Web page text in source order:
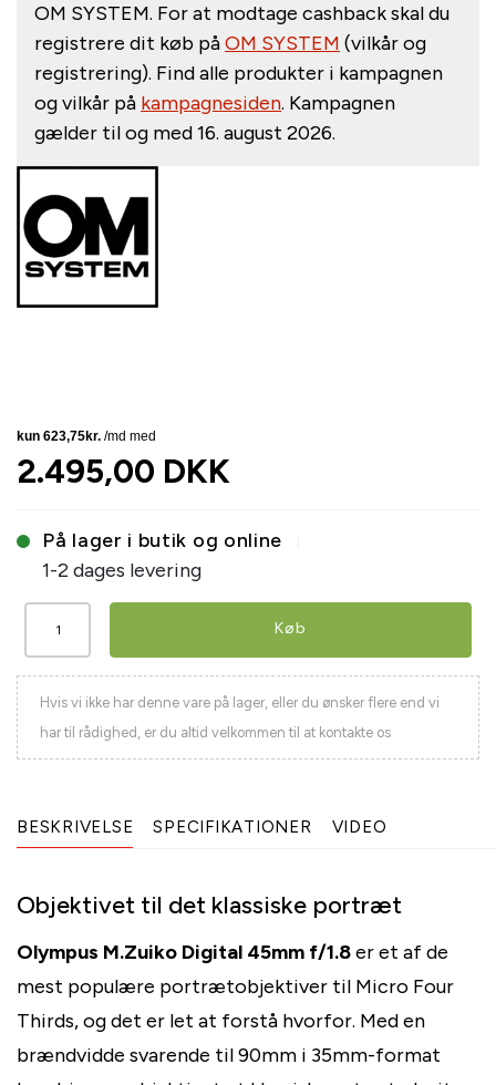
OM SYSTEM. For at modtage cashback skal du
registrere dit køb påOM SYSTEM (vilkår og
registrering). Find alle produkter i kampagnen
og vilkår på kampagnesiden. Kampagnen
gælder til og med 16. august 2026.
2.495,00 DKK
På lager i butik og online
1-2 dages levering
Køb
Hvis vi ikke har denne vare på lager, eller du ønsker flere end vi
har til rådighed, er du altid velkommen til at kontakte os
BESKRIVELSE SPECIFIKATIONER VIDEO
Objektivet til det klassiske portræt
Olympus M.Zuiko Digital 45mm f/1.8er et af de
mest populære portrætobjektiver til Micro Four
Thirds, og det er let at forstå hvorfor. Med en
brændvidde svarende til 90mm i 35mm-format